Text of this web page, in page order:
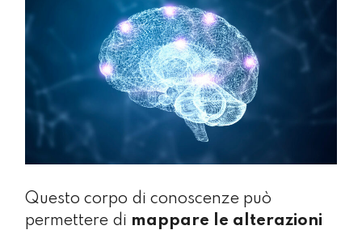
Questo corpo di conoscenze può
permettere di mappare le alterazioni